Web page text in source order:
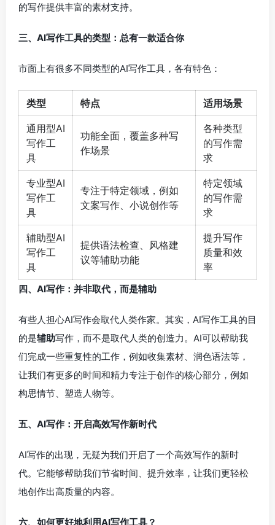
的写作提供丰富的素材支持。
三、AI写作工具的类型：总有一款适合你
市面上有很多不同类型的AI写作工具，各有特色：
类型 特点 适用场景
通用型AI
写作工
具
功能全面，覆盖多种写
作场景
各种类型
的写作需
求
专业型AI
写作工
具
专注于特定领域，例如
文案写作、小说创作等
特定领域
的写作需
求
辅助型AI
写作工
具
提供语法检查、风格建
议等辅助功能
提升写作
质量和效
率
四、AI写作：并非取代，而是辅助
有些人担心AI写作会取代人类作家。其实，AI写作工具的目
的是辅助写作，而不是取代人类的创造力。AI可以帮助我
们完成一些重复性的工作，例如收集素材、润色语法等，
让我们有更多的时间和精力专注于创作的核心部分，例如
构思情节、塑造人物等。
五、AI写作：开启高效写作新时代
AI写作的出现，无疑为我们开启了一个高效写作的新时
代。它能够帮助我们节省时间、提升效率，让我们更轻松
地创作出高质量的内容。
六、如何更好地利用AI写作工具？